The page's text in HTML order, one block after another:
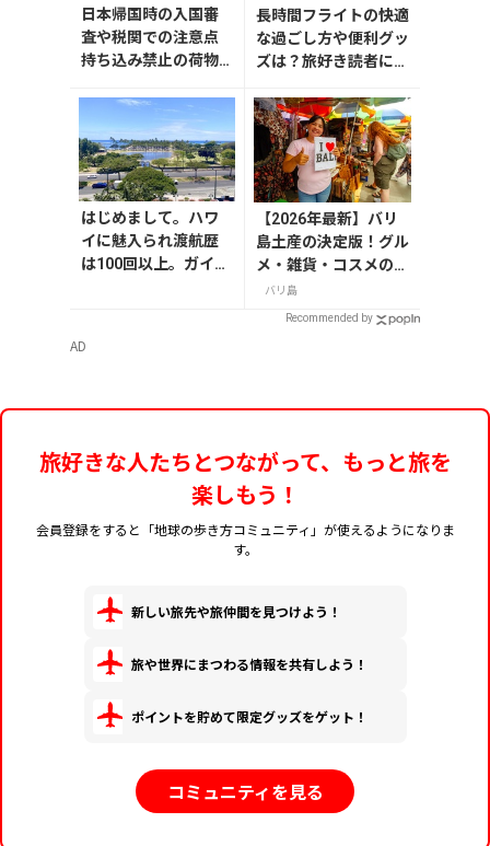
日本帰国時の入国審
査や税関での注意点
持ち込み禁止の荷物
長時間フライトの快適
な過ごし方や便利グッ
ズは？旅好き読者に聞
はじめまして。ハワ
イに魅入られ渡航歴
は100回以上。ガイド
や情報、過ごし方な
世界でいちばん居心
地のよい島であり、癒
ポット！ 海で心身を
と眩しい太陽に力を
人はみんな笑顔。そ
の表情を見ていると、
穏やかな
【2026年最新】バリ
島土産の決定版！グル
メ・雑貨・コスメのお
すすめ20選
バリ島
Recommended by
AD
旅好きな人たちとつながって、もっと旅を
楽しもう！
会員登録をすると「地球の歩き方コミュニティ」が使えるようになりま
す。
新しい旅先や旅仲間を見つけよう！
旅や世界にまつわる情報を共有しよう！
ポイントを貯めて限定グッズをゲット！
コミュニティを見る